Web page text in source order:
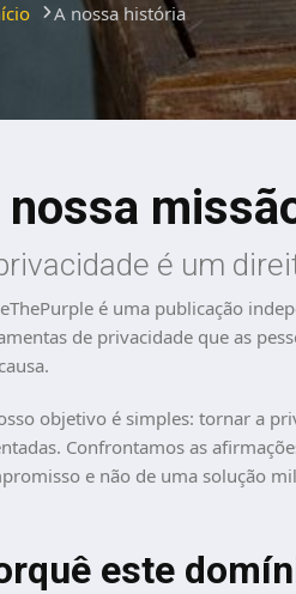
A nossa história
nossa
é um
é uma publicação
de privacidade que as
objetivo é simples: tornar a
Confrontamos as
e não de uma solução
este